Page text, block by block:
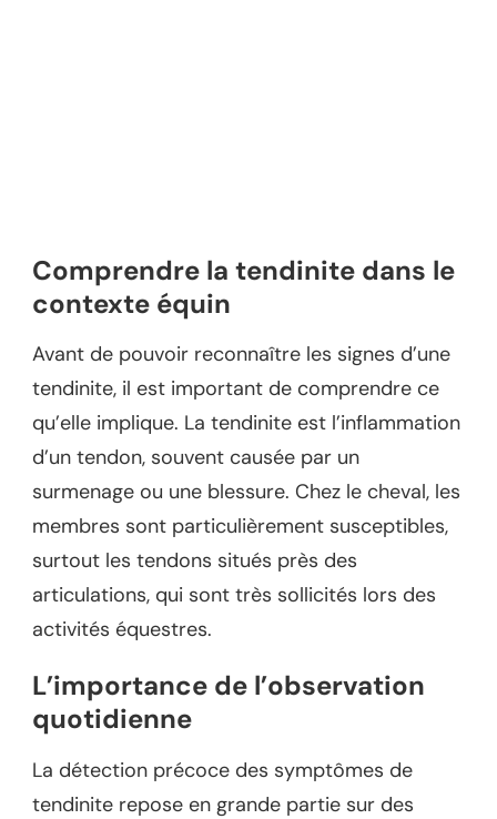
Comprendre la tendinite dans le
contexte équin
Avant de pouvoir reconnaître les signes d’une
tendinite, il est important de comprendre ce
qu’elle implique. La tendinite est l’inflammation
d’un tendon, souvent causée par un
surmenage ou une blessure. Chez le cheval, les
membres sont particulièrement susceptibles,
surtout les tendons situés près des
articulations, qui sont très sollicités lors des
activités équestres.
L’importance de l’observation
quotidienne
La détection précoce des symptômes de
tendinite repose en grande partie sur des